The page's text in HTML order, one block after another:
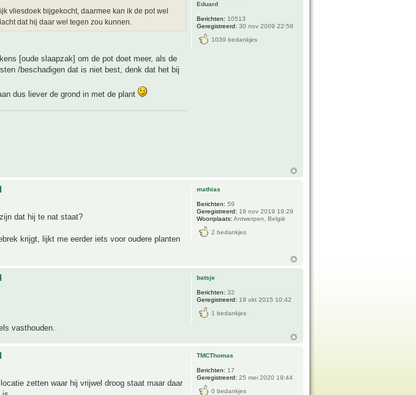
vliesdoek bijgekocht, daarmee kan ik de pot wel
dat hij daar wel tegen zou kunnen.
[oude slaapzak] om de pot doet meer, als de
/beschadigen dat is niet best, denk dat het bij
dus liever de grond in met de plant
Eduard
Berichten: 10513
Geregistreerd: 30 nov 2009 22:59
1039 bedankjes
dat hij te nat staat?
krijgt, lijkt me eerder iets voor oudere planten
mathias
Berichten: 59
Geregistreerd: 19 nov 2019 19:29
Woonplaats: Antwerpen, België
2 bedankjes
vasthouden.
batsje
Berichten: 32
Geregistreerd: 19 okt 2015 10:42
1 bedankjes
zetten waar hij vrijwel droog staat maar daar
TMCThomas
Berichten: 17
Geregistreerd: 25 mei 2020 19:44
0 bedankjes